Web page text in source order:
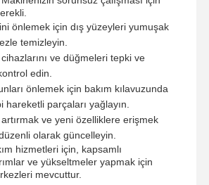
önlemek için dış yüzeyleri yumuşak
temizleyin.
ve düğmeleri tepki ve
edin.
önlemek için bakım kılavuzunda
hareketli parçaları yağlayın.
artırmak ve yeni özelliklere erişmek
düzenli olarak güncelleyin.
hizmetleri için, kapsamlı
ve yükseltmeler yapmak için
mevcuttur.